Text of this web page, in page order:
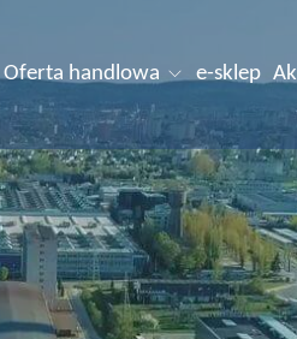
Oferta handlowa e-sklep